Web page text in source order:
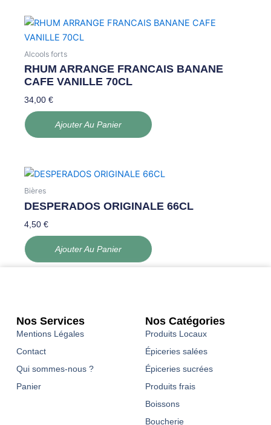
Alcools forts
RHUM ARRANGE FRANCAIS BANANE
CAFE VANILLE 70CL
34,00€
Ajouter Au Panier
Bières
DESPERADOS ORIGINALE 66CL
4,50€
Ajouter Au Panier
Nos Services
Mentions Légales
Contact
Qui sommes-nous ?
Panier
Nos Catégories
Produits Locaux
Épiceries salées
Épiceries sucrées
Produits frais
Boissons
Boucherie